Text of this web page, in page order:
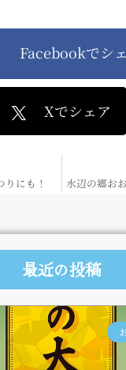
Facebookでシ
Xでシェア
にも！ 水辺の郷お
最近の投稿